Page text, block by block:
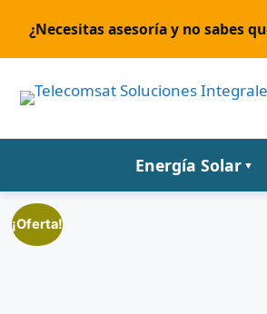
¿Necesitas asesoría y no sabes
Energía Solar ▼
¡Oferta!